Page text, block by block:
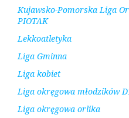
Kujawsko-Pomorska Liga
PIOTAK
Lekkoatletyka
Liga Gminna
Liga kobiet
Liga okręgowa młodzików
Liga okręgowa orlika